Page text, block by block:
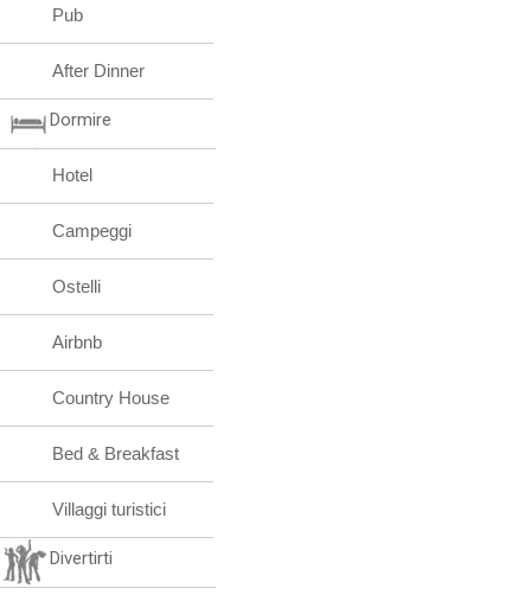
Pub
After Dinner
Dormire
Hotel
Campeggi
Ostelli
Airbnb
Country House
Bed & Breakfast
Villaggi turistici
Divertirti